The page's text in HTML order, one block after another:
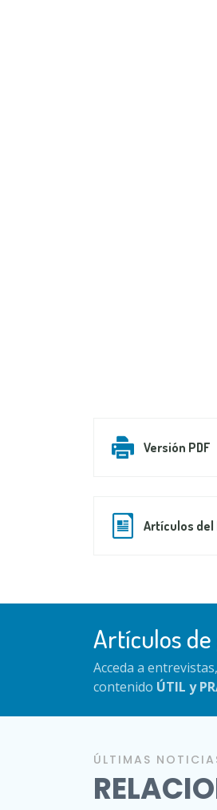
Versión PDF
Artículos del
Artículos
Acceda a
contenido ÚTIL y
ÚLTIMAS